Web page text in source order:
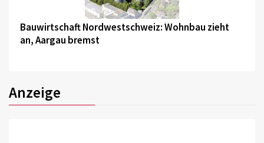
©
Bauwirtschaft Nordwestschweiz: Wohnbau zieht
an, Aargau bremst
Anzeige